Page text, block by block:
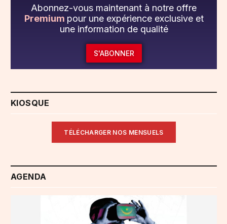
Abonnez-vous maintenant à notre offre
Premium pour une expérience exclusive et
une information de qualité
S'ABONNER
KIOSQUE
TÉLÉCHARGER NOS MENSUELS
AGENDA